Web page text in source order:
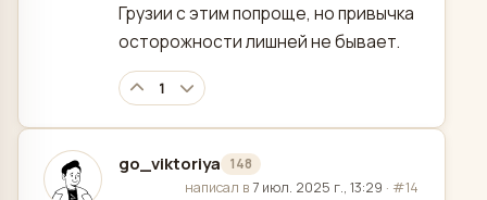
Грузии с этим попроще, но привычка
осторожности лишней не бывает.
1
go_viktoriya 148
отредактировано
написал в7 июл. 2025 г., 13:29 · #14